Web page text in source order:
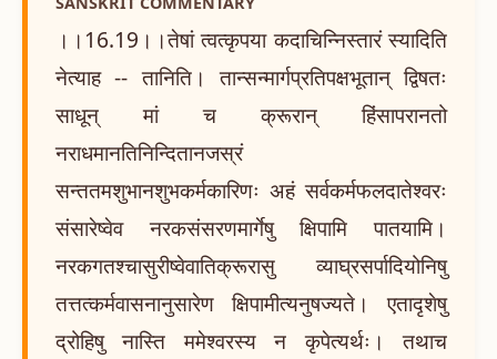
।।16.19।।तेषां त्वत्कृपया कदाचिन्निस्तारं स्यादिति
नेत्याह -- तानिति। तान्सन्मार्गप्रतिपक्षभूतान् द्विषतः
साधून् मां च क्रूरान् हिंसापरानतो
नराधमानतिनिन्दितानजस्रं
सन्ततमशुभानशुभकर्मकारिणः अहं सर्वकर्मफलदातेश्वरः
संसारेष्वेव नरकसंसरणमार्गेषु क्षिपामि पातयामि।
नरकगतश्चासुरीष्वेवातिक्रूरासु व्याघ्रसर्पादियोनिषु
तत्तत्कर्मवासनानुसारेण क्षिपामीत्यनुषज्यते। एतादृशेषु
द्रोहिषु नास्ति ममेश्वरस्य न कृपेत्यर्थः। तथाच